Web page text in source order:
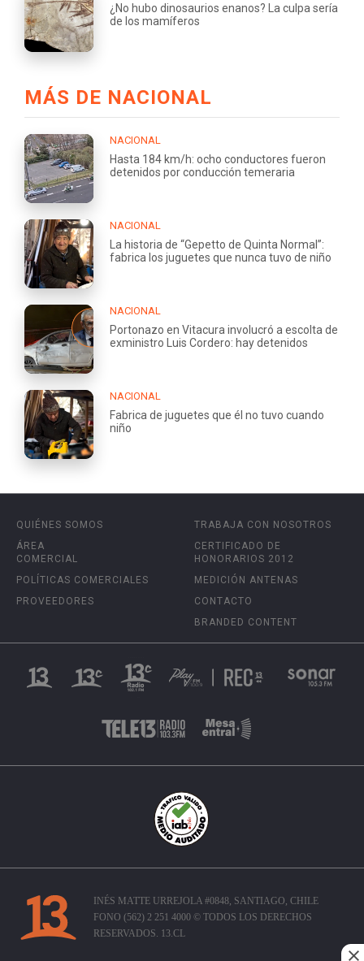
¿No hubo dinosaurios enanos? La culpa sería
de los mamíferos
MÁS DE NACIONAL
NACIONAL
Hasta 184 km/h: ocho conductores fueron
detenidos por conducción temeraria
NACIONAL
La historia de “Gepetto de Quinta Normal”:
fabrica los juguetes que nunca tuvo de niño
NACIONAL
Portonazo en Vitacura involucró a escolta de
exministro Luis Cordero: hay detenidos
NACIONAL
Fabrica de juguetes que él no tuvo cuando
niño
QUIÉNES SOMOS
ÁREA
COMERCIAL
POLÍTICAS COMERCIALES
PROVEEDORES
TRABAJA CON NOSOTROS
CERTIFICADO DE
HONORARIOS 2012
MEDICIÓN ANTENAS
CONTACTO
BRANDED CONTENT
INÉS MATTE URREJOLA #0848, SANTIAGO, CHILE
FONO (562) 2 251 4000 © TODOS LOS DERECHOS
RESERVADOS. 13.CL